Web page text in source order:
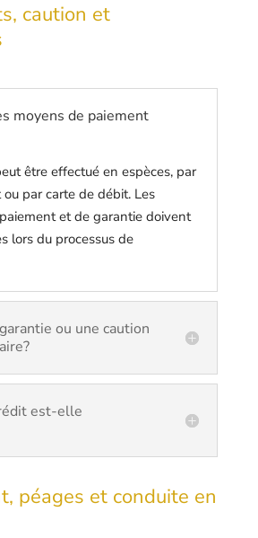
caution et
moyens de paiement
être effectué en espèces, par
par carte de débit. Les
et de garantie doivent
lors du processus de
ou une caution
est-elle
péages et conduite en